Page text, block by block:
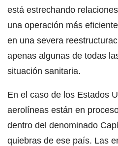
está estrechando
una operación más
en una severa
apenas algunas de todas
situación sanitaria.
En el caso de los Estados
aerolíneas están en
dentro del denominado
quiebras de ese país. Las